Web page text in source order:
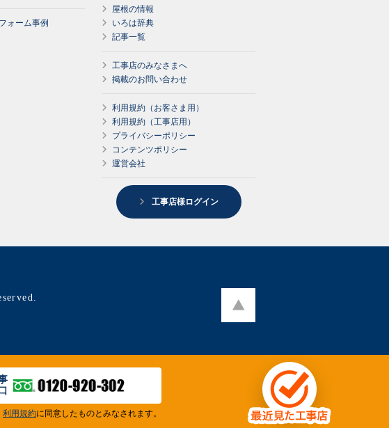
ォーム事例
屋根の情報
いろは辞典
記事一覧
工事店のみなさまへ
掲載のお問い合わせ
利用規約（お客さま用）
利用規約（工事店用）
プライバシーポリシー
コンテンツポリシー
運営会社
工事店様ログイン
利用規約に同意したものとみなされます。